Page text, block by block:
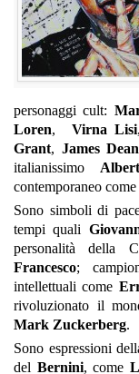
personaggi cult:
Loren, Virna Lisi
Grant, James Dean
italianissimo
contemporaneo come
Sono simboli di
tempi quali
personalità della
Francesco;
intellettuali come
rivoluzionato il
Mark Zuckerberg.
Sono espressioni
del Bernini, come